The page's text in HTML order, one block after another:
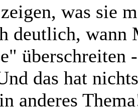
was sie
deutlich, wann
überschreiten
das hat
anderes